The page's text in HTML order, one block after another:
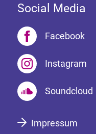
Social Media
Facebook
Instagram
Soundcloud
Impressum